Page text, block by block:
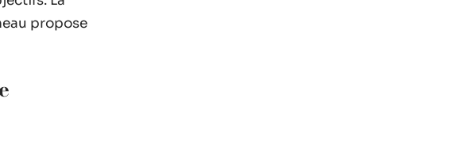
propose